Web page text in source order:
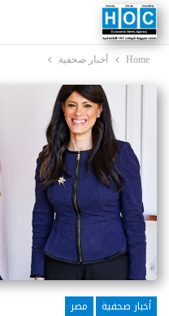
Home أخبار صحفية
أخبار صحفية
مصر